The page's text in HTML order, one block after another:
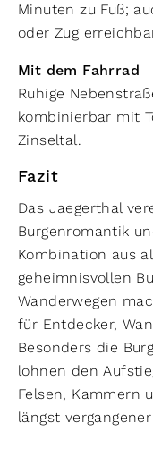
Minuten zu Fuß;
oder Zug
Mit dem Fahrrad
Ruhige
kombinierbar mit
Zinseltal.
Fazit
Das Jaegerthal
Burgenromantik
Kombination aus
geheimnisvollen
Wanderwegen
für Entdecker,
Besonders die
lohnen den
Felsen, Kammern
längst